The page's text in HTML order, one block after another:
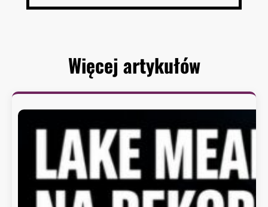
Więcej artykułów